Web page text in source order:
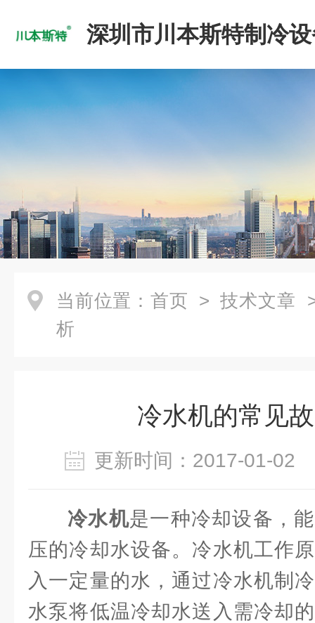
深圳市川本斯特制冷
公司
当前位置： 首页 > 技术文章
析
冷水机的常见
更新时间：2017-01-
冷水机是一种冷却设备，
压的冷却水设备。冷水机工作
入一定量的水，通过冷水机制
水泵将低温冷却水送入需冷却